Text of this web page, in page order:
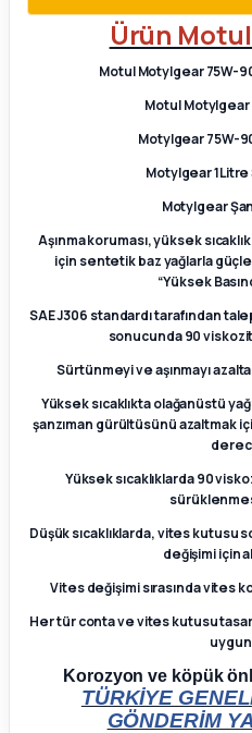
Parça
Ürün
Motul Motylgear 75W-
Motul Motylgear
Motylgear 75W-
Motylgear 1Litre
Motylgear
Aşınma koruması, yüksek
için sentetik baz yağlarla
“Yüksek
SAE J306 standardı tarafından
sonucunda 90
Sürtünmeyi ve aşınmayı
Yüksek sıcaklıkta olağanüstü
şanzıman gürültüsünü azaltmak
Yüksek sıcaklıklarda 90
Düşük sıcaklıklarda, vites kutusu
değişimi için
Vites değişimi sırasında vites
Her tür conta ve vites kutusu
Korozyon ve köpük
TÜRKİYE
GÖNDERİM